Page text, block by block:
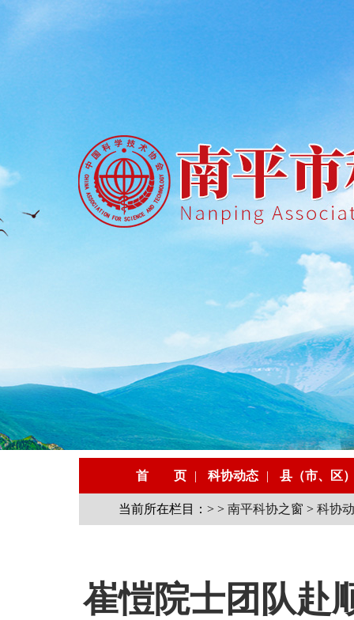
首 页 | 科协动态 | 县（市、区
当前所在栏目：> > 南平科协之窗 > 科协
崔愷院士团队赴